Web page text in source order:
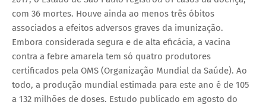
com 36 mortes. Houve ainda ao menos três óbitos
associados a efeitos adversos graves da imunização.
Embora considerada segura e de alta eficácia, a vacina
contra a febre amarela tem só quatro produtores
certificados pela OMS (Organização Mundial da Saúde). Ao
todo, a produção mundial estimada para este ano é de 105
a 132 milhões de doses. Estudo publicado em agosto do